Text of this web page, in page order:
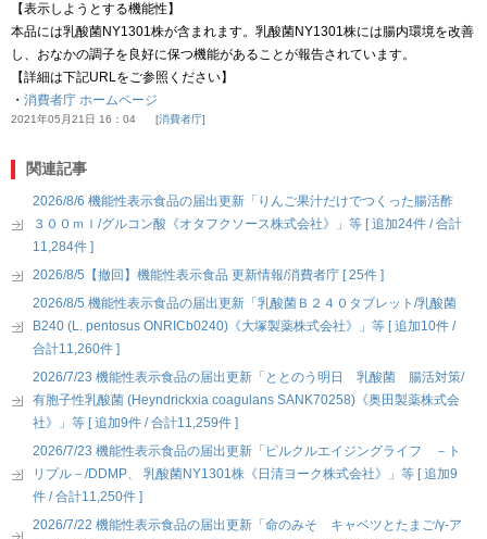
【表示しようとする機能性】
本品には乳酸菌NY1301株が含まれます。乳酸菌NY1301株には腸内環境を改善
し、おなかの調子を良好に保つ機能があることが報告されています。
【詳細は下記URLをご参照ください】
・ 消費者庁 ホームページ
2021年05月21日 16：04 消費者庁
関連記事
2026/8/6 機能性表示食品の届出更新「りんご果汁だけでつくった腸活酢
３００ｍｌ/グルコン酸《オタフクソース株式会社》」等 [ 追加24件 / 合計
11,284件 ]
2026/8/5【撤回】機能性表示食品 更新情報/消費者庁 [ 25件 ]
2026/8/5 機能性表示食品の届出更新「乳酸菌Ｂ２４０タブレット/乳酸菌
B240 (L. pentosus ONRICb0240)《大塚製薬株式会社》」等 [ 追加10件 /
合計11,260件 ]
2026/7/23 機能性表示食品の届出更新「ととのう明日 乳酸菌 腸活対策/
有胞子性乳酸菌 (Heyndrickxia coagulans SANK70258)《奥田製薬株式会
社》」等 [ 追加9件 / 合計11,259件 ]
2026/7/23 機能性表示食品の届出更新「ピルクルエイジングライフ －ト
リプル－/DDMP、 乳酸菌NY1301株《日清ヨーク株式会社》」等 [ 追加9
件 / 合計11,250件 ]
2026/7/22 機能性表示食品の届出更新「命のみそ キャベツとたまご/γ-ア